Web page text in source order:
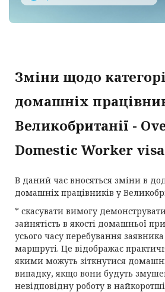
Зміни щодо
домашніх
Великобританії -
Domestic Worker visa
В даний час вносяться зміни в
домашніх працівників у
* скасувати вимогу
зайнятість в якості домашньої
усього часу перебування
маршруті. Це відображає
якими можуть зіткнутися
випадку, якщо вони будуть
невідповідну роботу в